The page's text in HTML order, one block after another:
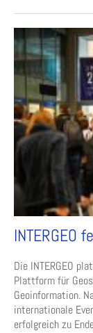
INTERGEO
Die INTERGEO
Plattform für
Geoinformation.
internationale
erfolgreich zu